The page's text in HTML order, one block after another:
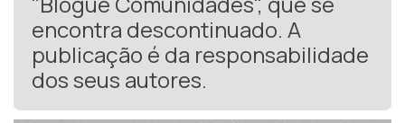
encontra descontinuado. A
publicação é da responsabilidade
dos seus autores.